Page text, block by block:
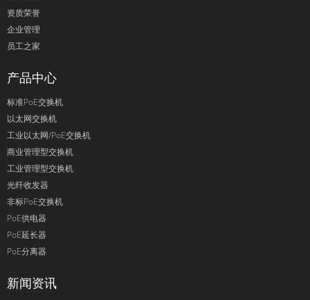
资质荣誉
企业管理
员工之家
产品中心
标准PoE交换机
以太网交换机
工业以太网/PoE交换机
商业管理型交换机
工业管理型交换机
光纤收发器
非标PoE交换机
PoE供电器
PoE延长器
PoE分离器
新闻资讯